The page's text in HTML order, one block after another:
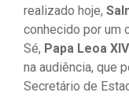
realizado hoje,
conhecido por um
Sé, Papa Leoa XIV
na audiência, que
Secretário de